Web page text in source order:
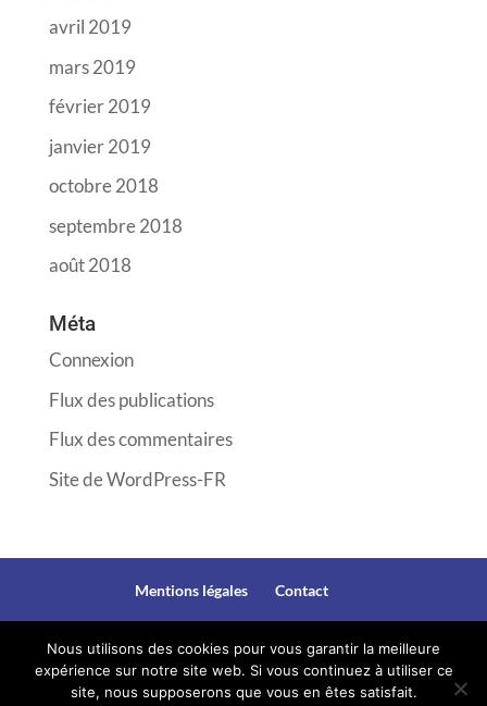
avril 2019
mars 2019
février 2019
janvier 2019
octobre 2018
septembre 2018
août 2018
Méta
Connexion
Flux des publications
Flux des commentaires
Site de WordPress-FR
Mentions légales Contact
@copyright 2018. Site crée par Corinne Ducasse.
Nous utilisons des cookies pour vous garantir la meilleure
expérience sur notre site web. Si vous continuez à utiliser ce
site, nous supposerons que vous en êtes satisfait.